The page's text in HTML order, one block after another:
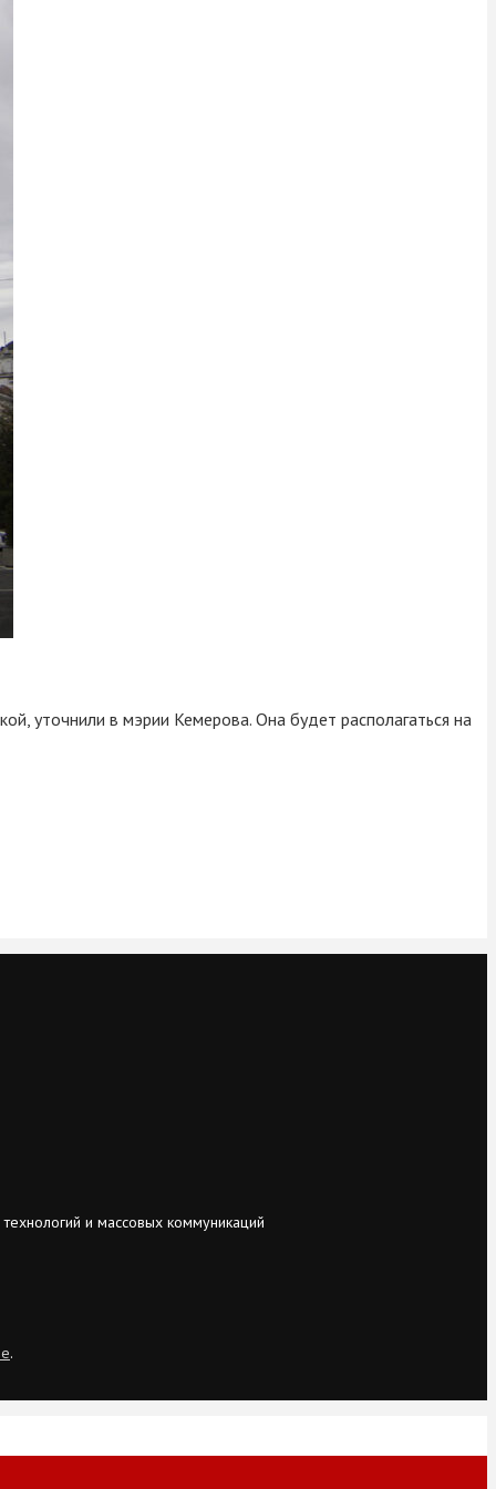
уточнили в мэрии Кемерова. Она будет располагаться на
и массовых коммуникаций
.